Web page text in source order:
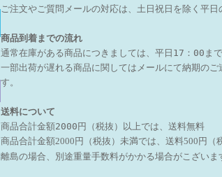
ご注文やご質問メールの対応は、土日祝日を除く平日
商品到着までの流れ
通常在庫がある商品につきましては、 平日17：00ま
一部出荷が遅れる商品に関しては メールにて納期のご
す。
送料について
商品合計金額2000円（税抜）以上では、送料無料
商品合計金額2000円（税抜）未満では、送料500円（
離島の場合、別途重量手数料がかかる場合がこざい